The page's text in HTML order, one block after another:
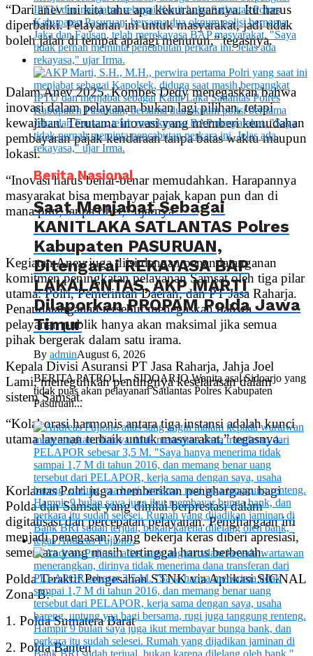
“Dari anev ini kita tahu apa kekurangannya. Itu harus
diperbaiki. Pelayanan ini untuk masyarakat, jadi tidak
boleh jalan di tempat apalagi menurun,” tegasnya.
Dalam Anev 2025, Kombes Dedy menegaskan bahwa
inovasi dalam pelayanan bukan lagi pilihan, tetapi
kewajiban. Terutama inovasi yang memberi kemudahan
pembayaran pajak kendaraan tanpa batas waktu maupun
lokasi.
“Inovasi harus benar-benar memudahkan. Harapannya
masyarakat bisa membayar pajak kapan pun dan di
mana pun, tanpa ribet,” ujarnya.
Kegiatan Anev juga diisi dengan penandatanganan
komitmen peningkatan pelayanan Samsat oleh tiga pilar
utama: Polri, Pemerintah Daerah, dan PT Jasa Raharja.
Penandatanganan tersebut menegaskan bahwa
pelayanan publik hanya akan maksimal jika semua
pihak bergerak dalam satu irama.
Kepala Divisi Asuransi PT Jasa Raharja, Jahja Joel
Lami, meneguhkan pentingnya keselarasan dalam
sistem Samsat.
“Kolaborasi harmonis antara tiga instansi adalah kunci
utama layanan terbaik untuk masyarakat,” tegasnya.
Korlantas Polri juga memberikan penghargaan bagi
Polda dan Samsat yang dinilai berprestasi dalam
digitalisasi dan percepatan pelayanan. Penghargaan ini
menjadi penegasan: yang bekerja keras diberi apresiasi,
sementara yang masih tertinggal harus berbenah.
Polda Teraktif Pengesahan STNK via Aplikasi SIGNAL
Zona B:
1. Polda Sumatera Barat
2. Polda Banten
Berita Nasional
Saat Menjabat Sebagai
KANITLAKA SATLANTAS Polres
Kabupaten PASURUAN,
Ditengarai REKAYASA BAP
LAKALANTAS, AKP MARTI
Dilaporkan PROPAM Polda Jawa
Timur
By adminAugust 6, 2026
BERITA PATROLI – SIDOARJO Wanita asal Sidoarjo yang
tidak puas akan pelayanan Satlantas Polres Kabupaten
Pasuruan...